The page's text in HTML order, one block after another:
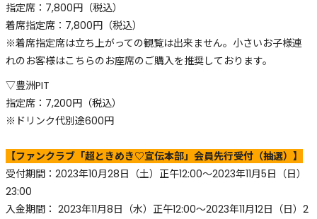
指定席：7,800円（税込）
着席指定席：7,800円（税込）
※着席指定席は立ち上がっての観覧は出来ません。小さいお子様連
れのお客様はこちらのお座席のご購入を推奨しております。
▽豊洲PIT
指定席：7,200円（税込）
※ドリンク代別途600円
【ファンクラブ「超ときめき♡宣伝本部」会員先行受付（抽選）】
受付期間：2023年10月28日（土）正午12:00～2023年11月5日（日）
23:00
入金期間： 2023年11月8日（水）正午12:00～2023年11月12日（日）2